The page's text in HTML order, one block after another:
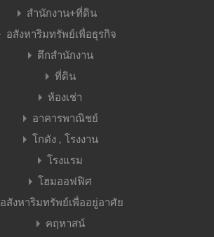
สำนักงาน+ที่ดิน
อสังหาริมทรัพย์เพื่อธุรกิจ
ตึกสำนักงาน
ที่ดิน
ห้องเช่า
อาคารพาณิชย์
โกดัง , โรงงาน
โรงแรม
โฮมออฟฟิศ
อสังหาริมทรัพย์เพื่ออยู่อาศัย
คฤหาสน์